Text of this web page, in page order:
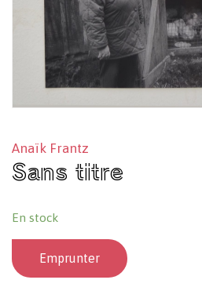
Anaïk Frantz
Sans titre
En stock
Emprunter